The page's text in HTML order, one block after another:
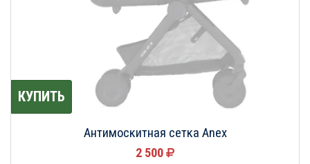
КУПИТЬ
Антимоскитная сетка Anex
2 500